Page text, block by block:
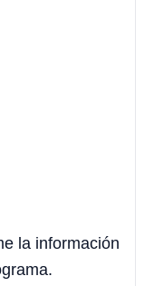
la información